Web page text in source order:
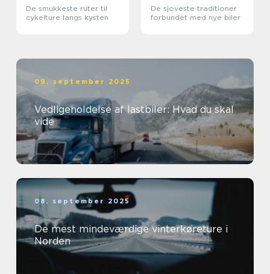
De smukkeste ruter til
cykelture langs kysten
De sjoveste traditioner
forbundet med nye biler
09. september 2025
Vedligeholdelse af lastbiler: Hvad du skal
vide
08. september 2025
De mest mindeværdige vinterkøreture i
Norden